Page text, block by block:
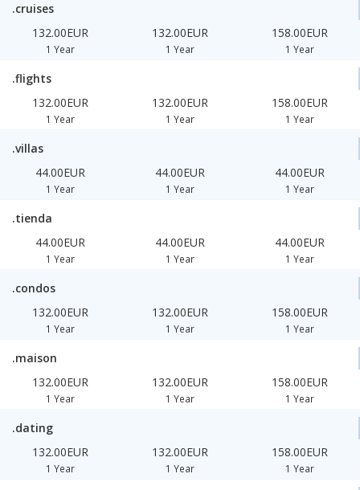
.cruises
132.00EUR
1 Year
132.00EUR
1 Year
158.00EUR
1 Year
.flights
132.00EUR
1 Year
132.00EUR
1 Year
158.00EUR
1 Year
.villas
44.00EUR
1 Year
44.00EUR
1 Year
44.00EUR
1 Year
.tienda
44.00EUR
1 Year
44.00EUR
1 Year
44.00EUR
1 Year
.condos
132.00EUR
1 Year
132.00EUR
1 Year
158.00EUR
1 Year
.maison
132.00EUR
1 Year
132.00EUR
1 Year
158.00EUR
1 Year
.dating
132.00EUR
1 Year
132.00EUR
1 Year
158.00EUR
1 Year